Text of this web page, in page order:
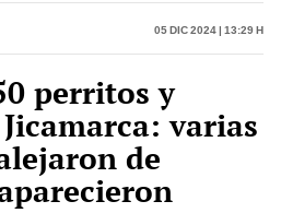
05 Dic 2024 | 13:29 h
perritos y
varias
de